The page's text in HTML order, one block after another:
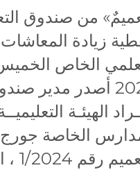
من صندوق
زيادة المعاشات
2024 أصدر مدير
الهيئـة
الخاصة